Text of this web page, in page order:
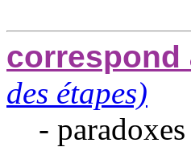
correspond
des étapes)
-